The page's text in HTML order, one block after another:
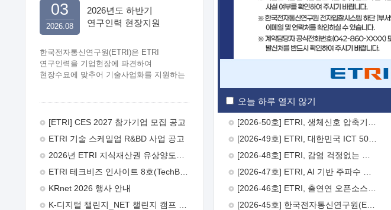
오늘 하루 열지 않기
2026년도 하반기
연구인력 현장지원
한국전자통신연구원(ETRI)은 ETRI
연구인력을 기업현장에 파견하여
현장수요에 맞추어 기술사업화를 지원하는
주시기 바랍니다. 2026년 8월
추진목적: ETRI 인력을 기업현장에 파견.
기술지원을 실시함으로써 ETRI 개발기술의
극대화하고, 지원기업을 강견기업으로
육성하고자 함.  신청자격: ETRI
2026.08
03
[ETRI] CES 2027 참가기업 모집 공고
ETRI 기술 스케일업 R&BD 사업 공고
ETRI 테크비즈 인사이트 8호(TechBiz Insight Vol.8) 발간
KRnet 2026 행사 안내
[2026-51호] ETRI, 항로표지 해양 IoT 무선통신체계 개발 나선다